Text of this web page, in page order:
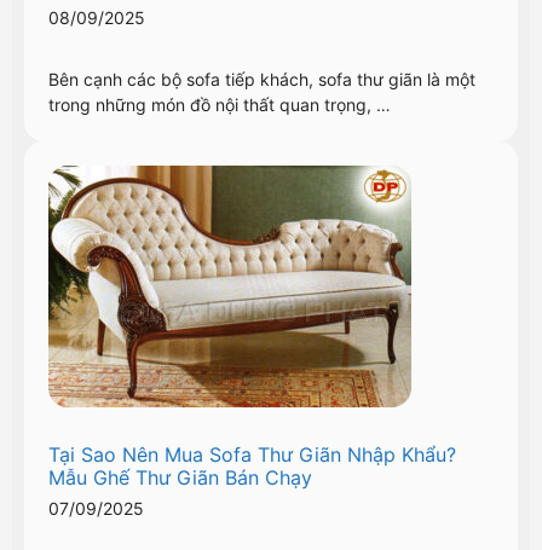
08/09/2025
Bên cạnh các bộ sofa tiếp khách, sofa thư giãn là một
trong những món đồ nội thất quan trọng, …
Tại Sao Nên Mua Sofa Thư Giãn Nhập Khẩu?
Mẫu Ghế Thư Giãn Bán Chạy
07/09/2025